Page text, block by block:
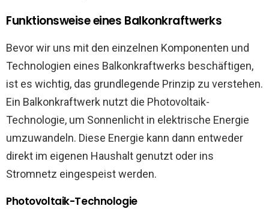
Funktionsweise eines Balkonkraftwerks
Bevor wir uns mit den einzelnen Komponenten und
Technologien eines Balkonkraftwerks beschäftigen,
ist es wichtig, das grundlegende Prinzip zu verstehen.
Ein Balkonkraftwerk nutzt die Photovoltaik-
Technologie, um Sonnenlicht in elektrische Energie
umzuwandeln. Diese Energie kann dann entweder
direkt im eigenen Haushalt genutzt oder ins
Stromnetz eingespeist werden.
Photovoltaik-Technologie